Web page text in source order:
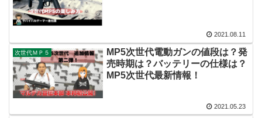
2021.08.11
次世代ＭＰ５
MP5次世代電動ガンの値段は？発
売時期は？バッテリーの仕様は？
MP5次世代最新情報！
2021.05.23